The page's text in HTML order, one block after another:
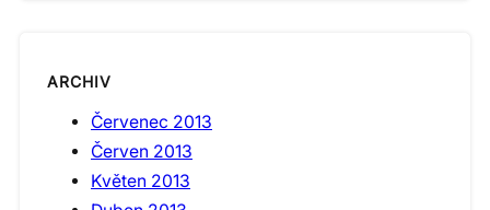
ARCHIV
Červenec 2013
Červen 2013
Květen 2013